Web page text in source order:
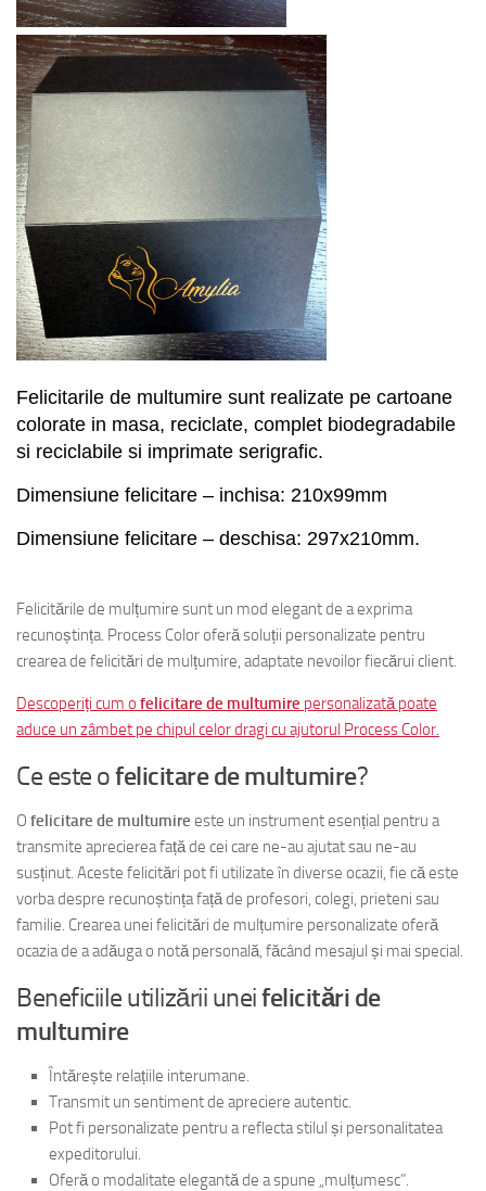
Felicitarile de multumire sunt realizate pe cartoane
colorate in masa, reciclate, complet biodegradabile
si reciclabile si imprimate serigrafic.
Dimensiune felicitare – inchisa: 210x99mm
Dimensiune felicitare – deschisa: 297x210mm.
Felicitările de mulțumire sunt un mod elegant de a exprima
recunoștința. Process Color oferă soluții personalizate pentru
crearea de felicitări de mulțumire, adaptate nevoilor fiecărui client.
Descoperiți cum o felicitare de multumire personalizată poate
aduce un zâmbet pe chipul celor dragi cu ajutorul Process Color.
Ce este ofelicitare de multumire?
O felicitare de multumire este un instrument esențial pentru a
transmite aprecierea față de cei care ne-au ajutat sau ne-au
susținut. Aceste felicitări pot fi utilizate în diverse ocazii, fie că este
vorba despre recunoștința față de profesori, colegi, prieteni sau
familie. Crearea unei felicitări de mulțumire personalizate oferă
ocazia de a adăuga o notă personală, făcând mesajul și mai special.
Beneficiile utilizării uneifelicitări de
multumire
Întărește relațiile interumane.
Transmit un sentiment de apreciere autentic.
Pot fi personalizate pentru a reflecta stilul și personalitatea
expeditorului.
Oferă o modalitate elegantă de a spune „mulțumesc”.